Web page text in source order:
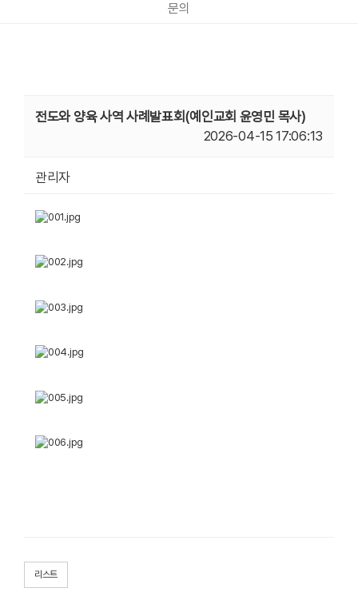
문의
전도와 양육 사역 사례발표회(예인교회 윤영민 목사)
2026-04-15 17:06:13
관리자
리스트